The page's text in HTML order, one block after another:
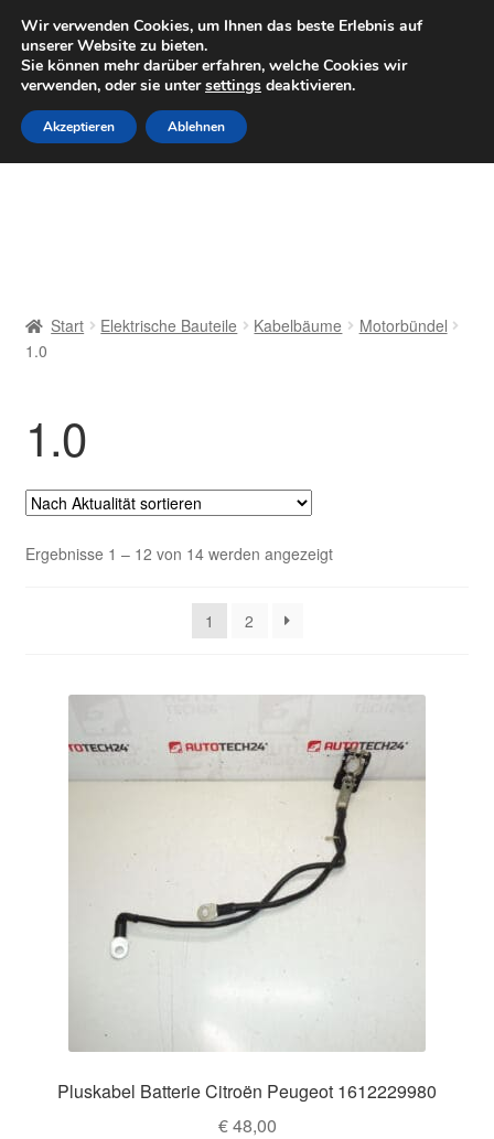
LIEFERUNG ab 6 EUR
Mo–Fr 9–16 Uhr · 0175 7465658
Zur
Navigation
springen
Zum
Inhalt
springen
Beschwerdeordnung
Weltweiter Versand
Start Elektrische Bauteile Kabelbäume
Motorbündel
1.0
1.0
Ergebnisse 1 – 12 von 14 werden angezeigtNach
1
2
Pluskabel Batterie Citroën Peugeot 1612229980
€48,00
Wir verwenden Cookies, um Ihnen das beste Erlebnis auf
unserer Website zu bieten.
Sie können mehr darüber erfahren, welche Cookies wir
verwenden, oder sie untersettings deaktivieren.
Akzeptieren Ablehnen